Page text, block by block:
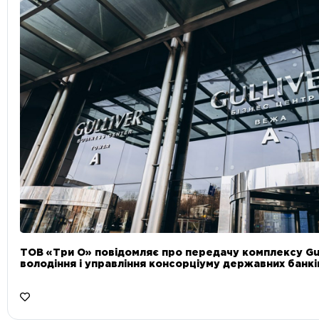
ТОВ «Три О» повідомляє про передачу комплексу
володіння і управління консорціуму державних